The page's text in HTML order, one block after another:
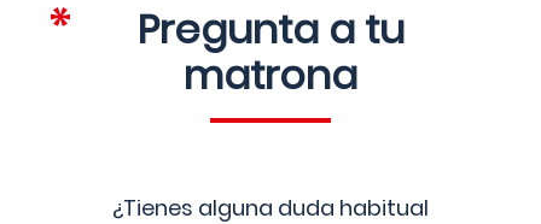
Pregunta a tu
matrona
¿Tienes alguna duda habitual